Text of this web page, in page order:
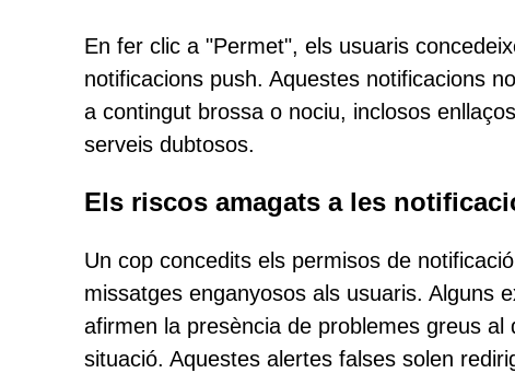
En fer clic a "Permet", els usuaris
notificacions push. Aquestes notificacions
a contingut brossa o nociu, inclosos
serveis dubtosos.
Els riscos amagats a les
Un cop concedits els permisos de
missatges enganyosos als usuaris. Alguns
afirmen la presència de problemes greus
situació. Aquestes alertes falses solen